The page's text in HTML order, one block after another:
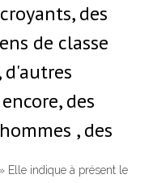
des
de classe
des
, des
Elle indique à présent le